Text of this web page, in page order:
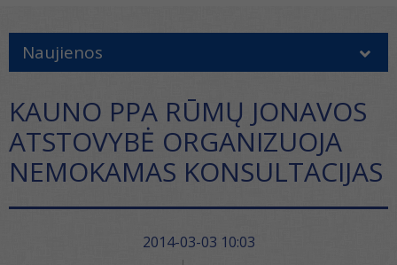
Naujienos
KAUNO PPA RŪMŲ JONAVOS
ATSTOVYBĖ ORGANIZUOJA
NEMOKAMAS KONSULTACIJAS
2014-03-03 10:03